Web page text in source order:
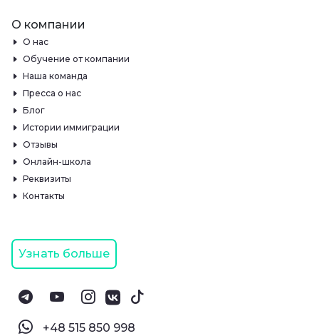
О компании
О нас
Обучение от компании
Наша команда
Пресса о нас
Блог
Истории иммиграции
Отзывы
Онлайн-школа
Реквизиты
Контакты
Узнать больше
‪+48 515 850 998‬